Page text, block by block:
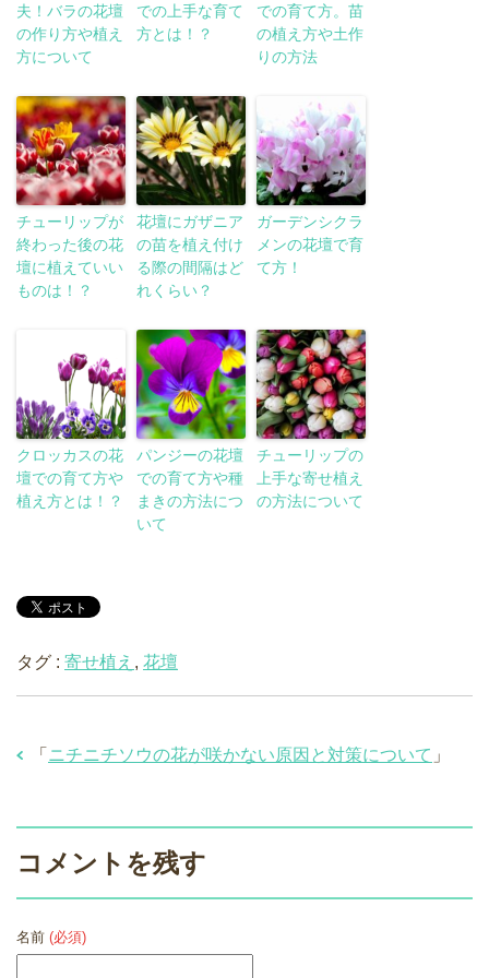
夫！バラの花壇
の作り方や植え
方について
での上手な育て
方とは！？
での育て方。苗
の植え方や土作
りの方法
チューリップが
終わった後の花
壇に植えていい
ものは！？
花壇にガザニア
の苗を植え付け
る際の間隔はど
れくらい？
ガーデンシクラ
メンの花壇で育
て方！
クロッカスの花
壇での育て方や
植え方とは！？
パンジーの花壇
での育て方や種
まきの方法につ
いて
チューリップの
上手な寄せ植え
の方法について
タグ : 寄せ植え , 花壇
「 ニチニチソウの花が咲かない原因と対策について 」
コメントを残す
名前 (必須)